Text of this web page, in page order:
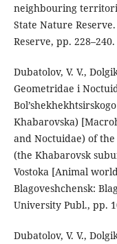
neighbouring
State Nature
Reserve, pp.
Dubatolov, V. V.,
Geometridae i
Khabarovska)
and Noctuidae) of
(the Khabarovsk
Vostoka [Animal
Blagoveshchensk:
University Publ., pp.
Dubatolov, V. V.,